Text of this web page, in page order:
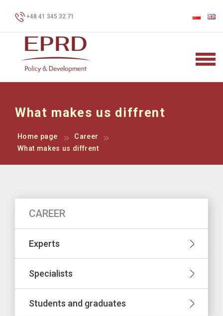
+48 41 345 32 71
What makes us diffrent
Home page
Career
What makes us diffrent
CAREER
Experts
Specialists
Students and graduates